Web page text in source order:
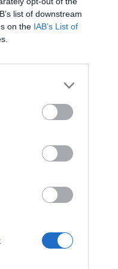
list of downstream
on the IAB’s List of
valamint Dániában a
nem keresnek annyit,
előfizetéses